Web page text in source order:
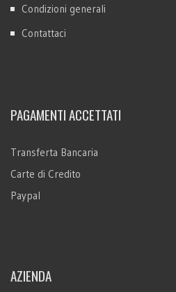
Condizioni generali
Contattaci
PAGAMENTI ACCETTATI
Transferta Bancaria
Carte di Credito
Paypal
AZIENDA